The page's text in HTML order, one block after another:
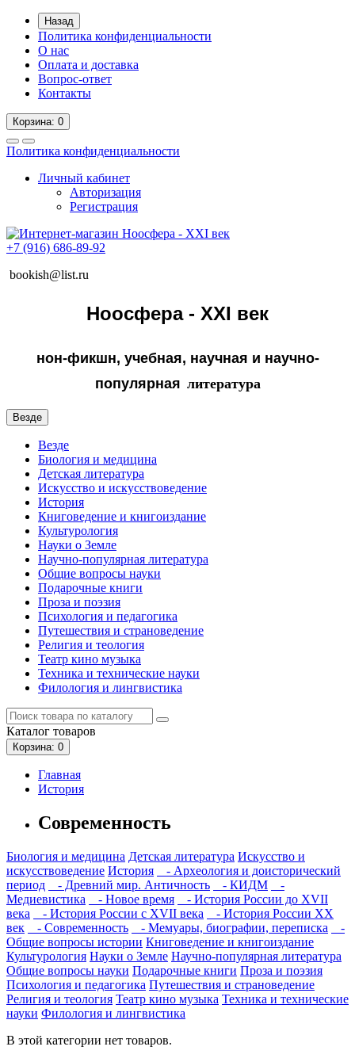
Назад
Политика конфиденциальности
О нас
Оплата и доставка
Вопрос-ответ
Контакты
Корзина: 0
Политика конфиденциальности
Личный кабинет
Авторизация
Регистрация
+7 (916) 686-89-92
bookish@list.ru
Ноосфера - XXI век
нон-фикшн, учебная, научная и научно-
популярная литература
Везде
Везде
Биология и медицина
Детская литература
Искусство и искусствоведение
История
Книговедение и книгоиздание
Культурология
Науки о Земле
Научно-популярная литература
Общие вопросы науки
Подарочные книги
Проза и поэзия
Психология и педагогика
Путешествия и страноведение
Религия и теология
Театр кино музыка
Техника и технические науки
Филология и лингвистика
Каталог товаров
Корзина: 0
Главная
История
Современность
Биология и медицина Детская литература Искусство и
искусствоведение История
- Археология и доисторический
период
- Древний мир. Античность - КИДМ
-
Медиевистика
- Новое время
- История России до XVII
века
- История России с XVII века
- История России XX
век
- Современность - Мемуары, биографии, переписка
-
Общие вопросы истории Книговедение и книгоиздание
Культурология Науки о Земле Научно-популярная литература
Общие вопросы науки Подарочные книги Проза и поэзия
Психология и педагогика Путешествия и страноведение
Религия и теология Театр кино музыка Техника и технические
науки Филология и лингвистика
В этой категории нет товаров.